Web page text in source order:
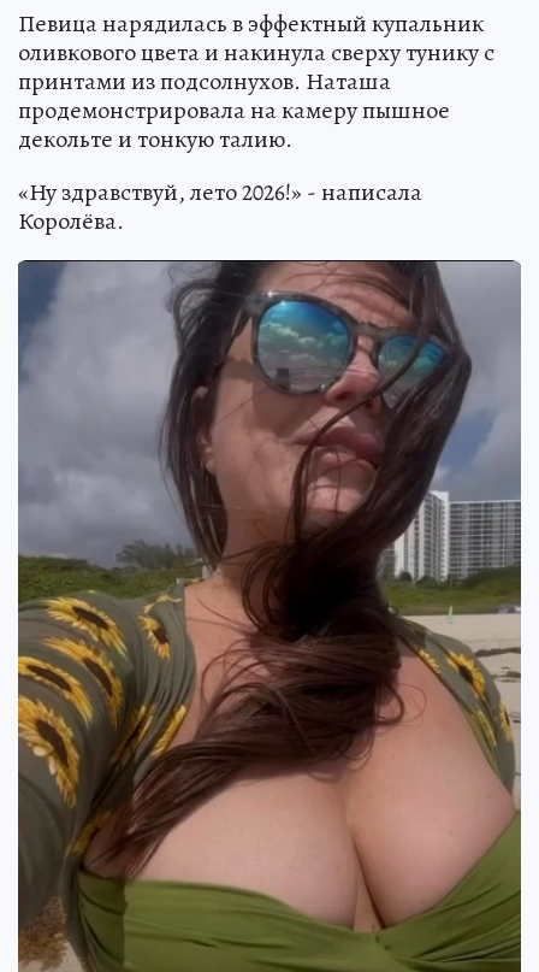
Певица нарядилась в эффектный купальник
оливкового цвета и накинула сверху тунику с
принтами из подсолнухов. Наташа
продемонстрировала на камеру пышное
декольте и тонкую талию.
«Ну здравствуй, лето 2026!» - написала
Королёва.